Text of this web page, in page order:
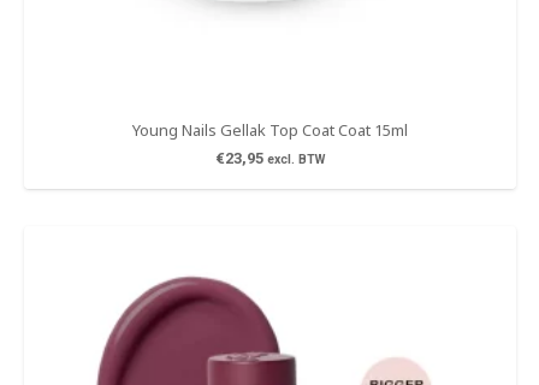
Young Nails Gellak Top Coat Coat 15ml
€23,95 excl. BTW